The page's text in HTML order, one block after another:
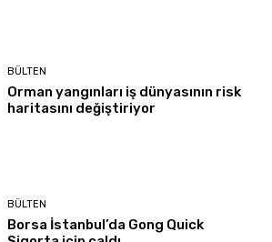
BÜLTEN
Orman yangınları iş dünyasının risk
haritasını değiştiriyor
BÜLTEN
Borsa İstanbul’da Gong Quick